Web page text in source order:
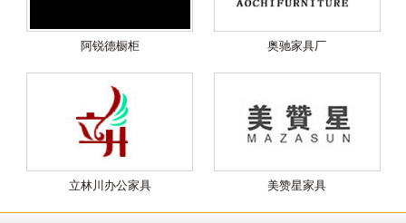
阿锐德橱柜 奥驰家具厂
立林川办公家具 美赞星家具